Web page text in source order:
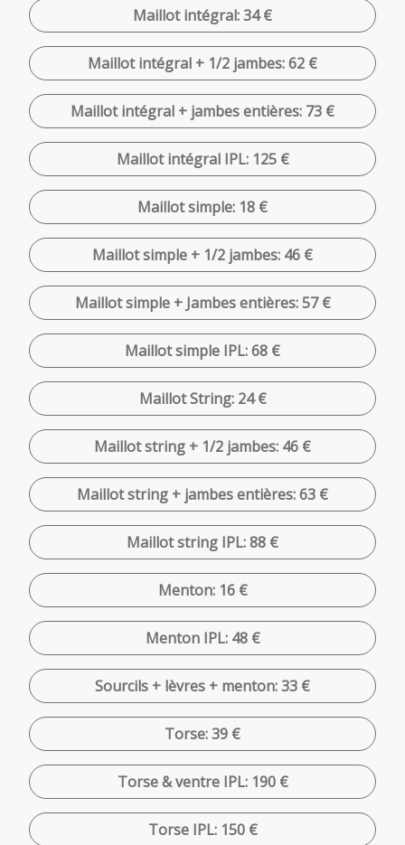
Maillot intégral: 34 €
Maillot intégral + 1/2 jambes: 62 €
Maillot intégral + jambes entières: 73 €
Maillot intégral IPL: 125 €
Maillot simple: 18 €
Maillot simple + 1/2 jambes: 46 €
Maillot simple + Jambes entières: 57 €
Maillot simple IPL: 68 €
Maillot String: 24 €
Maillot string + 1/2 jambes: 46 €
Maillot string + jambes entières: 63 €
Maillot string IPL: 88 €
Menton: 16 €
Menton IPL: 48 €
Sourcils + lèvres + menton: 33 €
Torse: 39 €
Torse & ventre IPL: 190 €
Torse IPL: 150 €